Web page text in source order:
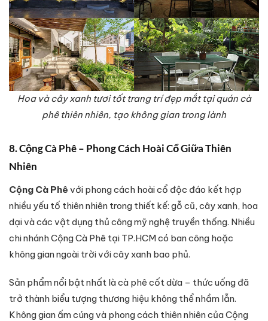
Hoa và cây xanh tươi tốt trang trí đẹp mắt tại quán cà
phê thiên nhiên, tạo không gian trong lành
8. Cộng Cà Phê – Phong Cách Hoài Cổ Giữa Thiên
Nhiên
Cộng Cà Phê với phong cách hoài cổ độc đáo kết hợp
nhiều yếu tố thiên nhiên trong thiết kế: gỗ cũ, cây xanh, hoa
dại và các vật dụng thủ công mỹ nghệ truyền thống. Nhiều
chi nhánh Cộng Cà Phê tại TP.HCM có ban công hoặc
không gian ngoài trời với cây xanh bao phủ.
Sản phẩm nổi bật nhất là cà phê cốt dừa – thức uống đã
trở thành biểu tượng thương hiệu không thể nhầm lẫn.
Không gian ấm cúng và phong cách thiên nhiên của Cộng